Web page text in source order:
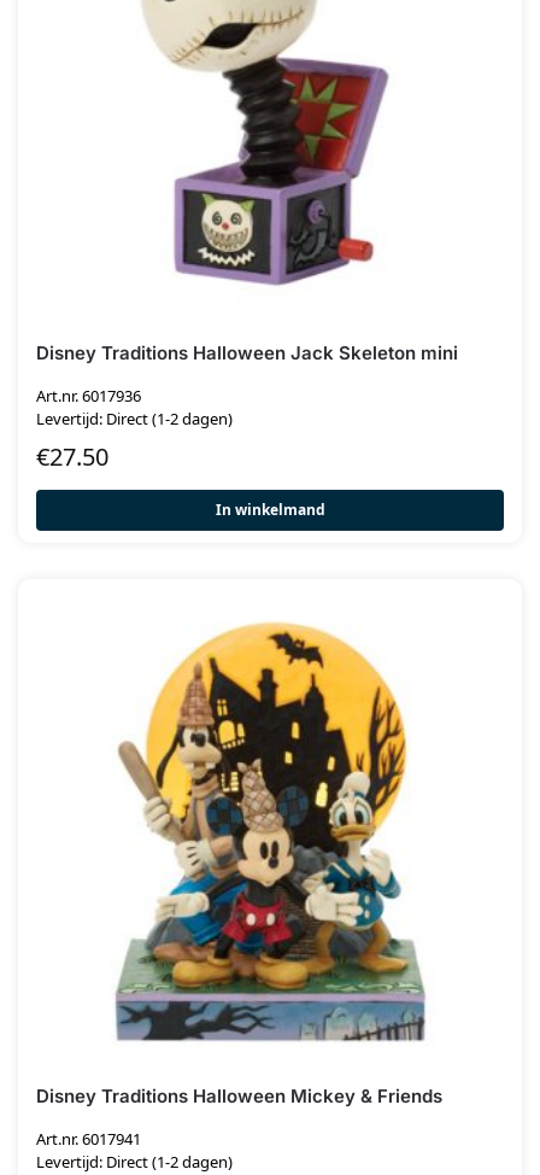
Disney Traditions Halloween Jack Skeleton mini
Art.nr. 6017936
Levertijd: Direct (1-2 dagen)
€27.50
In winkelmand
Disney Traditions Halloween Mickey & Friends
Art.nr. 6017941
Levertijd: Direct (1-2 dagen)